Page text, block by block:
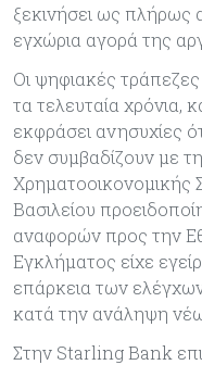
ξεκινήσει ως πλήρως
εγχώρια αγορά της
Οι ψηφιακές
τα τελευταία χρόνια,
εκφράσει ανησυχίες
δεν συμβαδίζουν με
Χρηματοοικονομικής
Βασιλείου
αναφορών προς την
Εγκλήματος είχε
επάρκεια των
κατά την ανάληψη
Στην Starling Bank